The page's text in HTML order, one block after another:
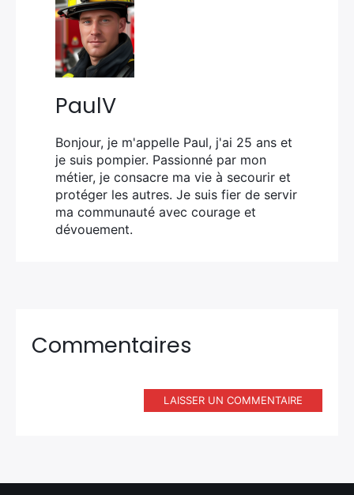
PaulV
Bonjour, je m'appelle Paul, j'ai 25 ans et
je suis pompier. Passionné par mon
métier, je consacre ma vie à secourir et
protéger les autres. Je suis fier de servir
ma communauté avec courage et
dévouement.
Commentaires
LAISSER UN COMMENTAIRE